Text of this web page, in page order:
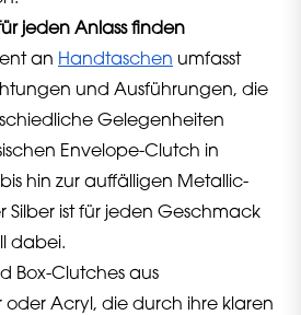
jeden Anlass finden
an Handtaschen umfasst
und Ausführungen, die
Gelegenheiten
Envelope-Clutch in
hin zur auffälligen Metallic-
Silber ist für jeden Geschmack
dabei.
Box-Clutches aus
Acryl, die durch ihre klaren